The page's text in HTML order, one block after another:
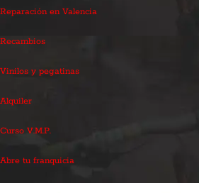
Reparación en Valencia
Recambios
Vinilos y pegatinas
Alquiler
Curso V.M.P.
Abre tu franquicia